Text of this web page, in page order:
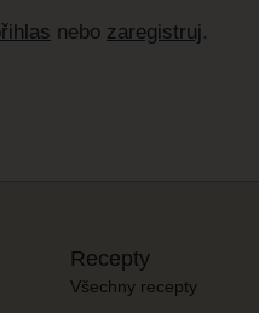
nebo zaregistruj.
Recepty
Všechny recepty